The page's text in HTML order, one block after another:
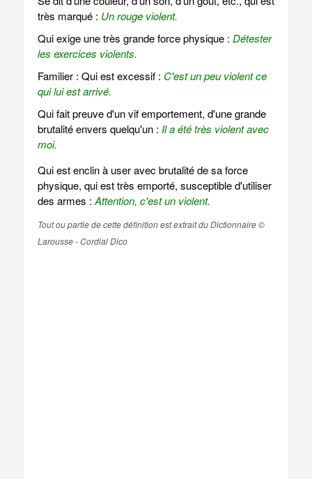
très marqué : Un rouge violent.
Qui exige une très grande force physique : Détester
les exercices violents.
Familier : Qui est excessif : C'est un peu violent ce
qui lui est arrivé.
Qui fait preuve d'un vif emportement, d'une grande
brutalité envers quelqu'un : Il a été très violent avec
moi.
Qui est enclin à user avec brutalité de sa force
physique, qui est très emporté, susceptible d'utiliser
des armes : Attention, c'est un violent.
Tout ou partie de cette définition est extrait du Dictionnaire ©
Larousse - Cordial Dico